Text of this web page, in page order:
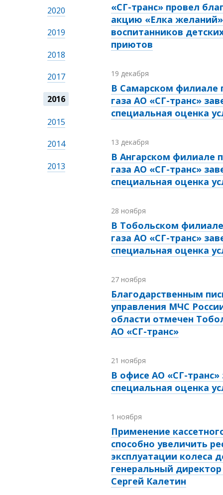
2020
2019
2018
2017
2016
2015
2014
2013
«СГ-транс» провел
акцию «Елка
воспитанников
приютов
19 декабря
В Самарском филиале
газа АО «СГ-транс»
специальная оценка
13 декабря
В Ангарском филиале
газа АО «СГ-транс»
специальная оценка
28 ноября
В Тобольском
газа АО «СГ-транс»
специальная оценка
27 ноября
Благодарственным
управления МЧС
области отмечен
АО «СГ-транс»
21 ноября
В офисе АО «СГ-
специальная оценка
1 ноября
Применение
способно увеличить
эксплуатации колеса
генеральный
Сергей Калетин